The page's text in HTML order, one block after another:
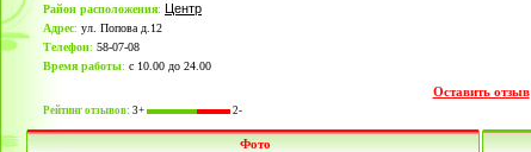
Район расположения: Центр
Адрес: ул. Попова д.12
Телефон: 58-07-08
Время работы: с 10.00 до 24.00
Оставить отзыв
Рейтинг отзывов: 3+ 2-
Фото